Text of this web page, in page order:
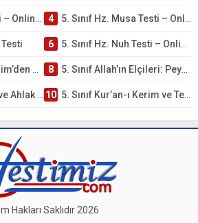
Çöz 4 5. Sınıf Hz. Musa Testi – Online Çöz
6 5. Sınıf Hz. Nuh Testi – Online Çöz
Testi – Online Çöz 8 5. Sınıf Allah’ın Elçileri: Peygamberler Testi – Online Çöz
Kerim Çalışmaları 10 5. Sınıf Kur’an-ı Kerim ve Temel Özellikleri Testi – Online Çöz
Hakları Saklıdır 2026